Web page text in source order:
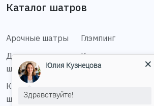
Каталог шатров
Арочные шатры
Деревянные
шатры
Классические
шатры
Глэмпинг
Каскадные шатры
Юлия Кузнецова
Здравствуйте!